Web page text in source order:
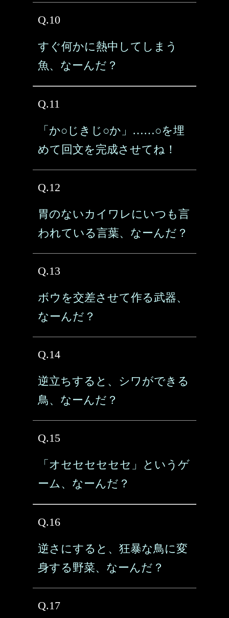
Q.10
すぐ何かに熱中してしまう
魚、なーんだ？
Q.11
「か○じきじ○か」……○を埋
めて回文を完成させてね！
Q.12
胃のないカイワレにいつも言
われている言葉、なーんだ？
Q.13
ボウを交差させて作る武器、
なーんだ？
Q.14
逆立ちすると、シワができる
鳥、なーんだ？
Q.15
「オセセセセセセ」というゲ
ーム、なーんだ？
Q.16
逆さにすると、狂暴な鳥に変
身する野菜、なーんだ？
Q.17